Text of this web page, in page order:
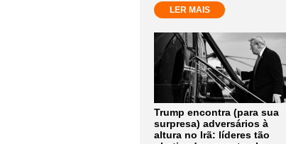
LER MAIS
Trump encontra (para sua
surpresa) adversários à
altura no Irã: líderes tão